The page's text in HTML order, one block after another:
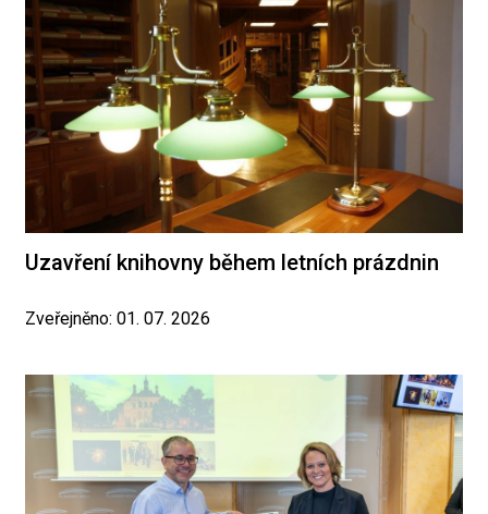
Uzavření knihovny během letních prázdnin
Zveřejněno: 01. 07. 2026